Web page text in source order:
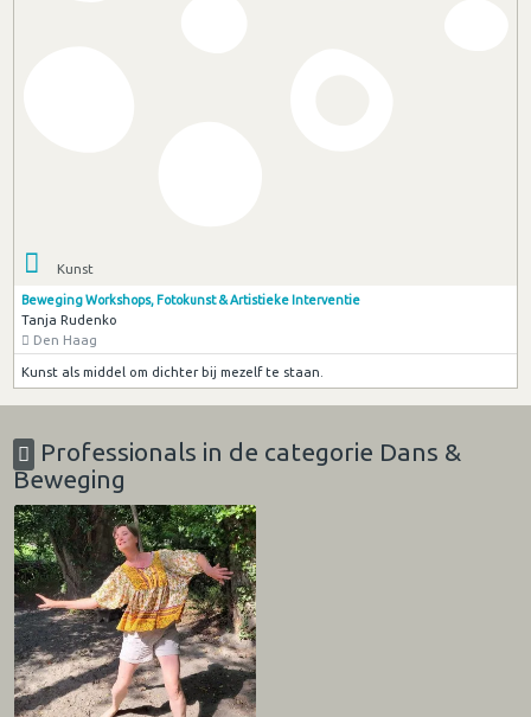
Kunst
Beweging Workshops, Fotokunst & Artistieke Interventie
Tanja Rudenko
Den Haag
Kunst als middel om dichter bij mezelf te staan.
Professionals in de categorie Dans &
Beweging